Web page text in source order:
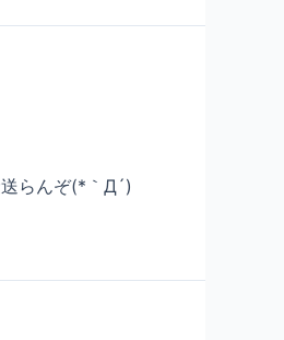
らんぞ(*｀Д´)